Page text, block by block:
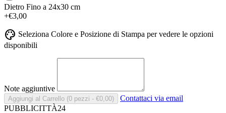
Dietro Fino a 24x30 cm
+€3,00
palette Seleziona Colore e Posizione di Stampa per vedere le opzioni
disponibili
Note aggiuntive
Aggiungi al Carrello (0 pezzi - €0,00)
Contattaci via email
PUBBLICITTÀ24